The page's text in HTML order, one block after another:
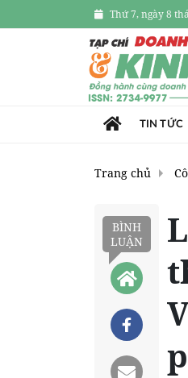
Thứ 7, ngày 8
TIN TỨC
Trang chủ
BÌNH
LUẬN